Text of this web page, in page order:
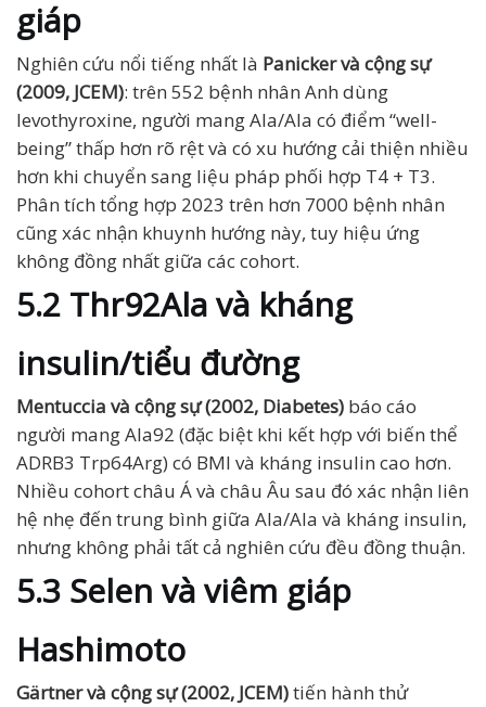
giáp
Nghiên cứu nổi tiếng nhất là Panicker và cộng sự
(2009, JCEM): trên 552 bệnh nhân Anh dùng
levothyroxine, người mang Ala/Ala có điểm “well-
being” thấp hơn rõ rệt và có xu hướng cải thiện nhiều
hơn khi chuyển sang liệu pháp phối hợp T4 + T3.
Phân tích tổng hợp 2023 trên hơn 7000 bệnh nhân
cũng xác nhận khuynh hướng này, tuy hiệu ứng
không đồng nhất giữa các cohort.
5.2 Thr92Ala và kháng
insulin/tiểu đường
Mentuccia và cộng sự (2002, Diabetes) báo cáo
người mang Ala92 (đặc biệt khi kết hợp với biến thể
ADRB3 Trp64Arg) có BMI và kháng insulin cao hơn.
Nhiều cohort châu Á và châu Âu sau đó xác nhận liên
hệ nhẹ đến trung bình giữa Ala/Ala và kháng insulin,
nhưng không phải tất cả nghiên cứu đều đồng thuận.
5.3 Selen và viêm giáp
Hashimoto
Gärtner và cộng sự (2002, JCEM)tiến hành thử